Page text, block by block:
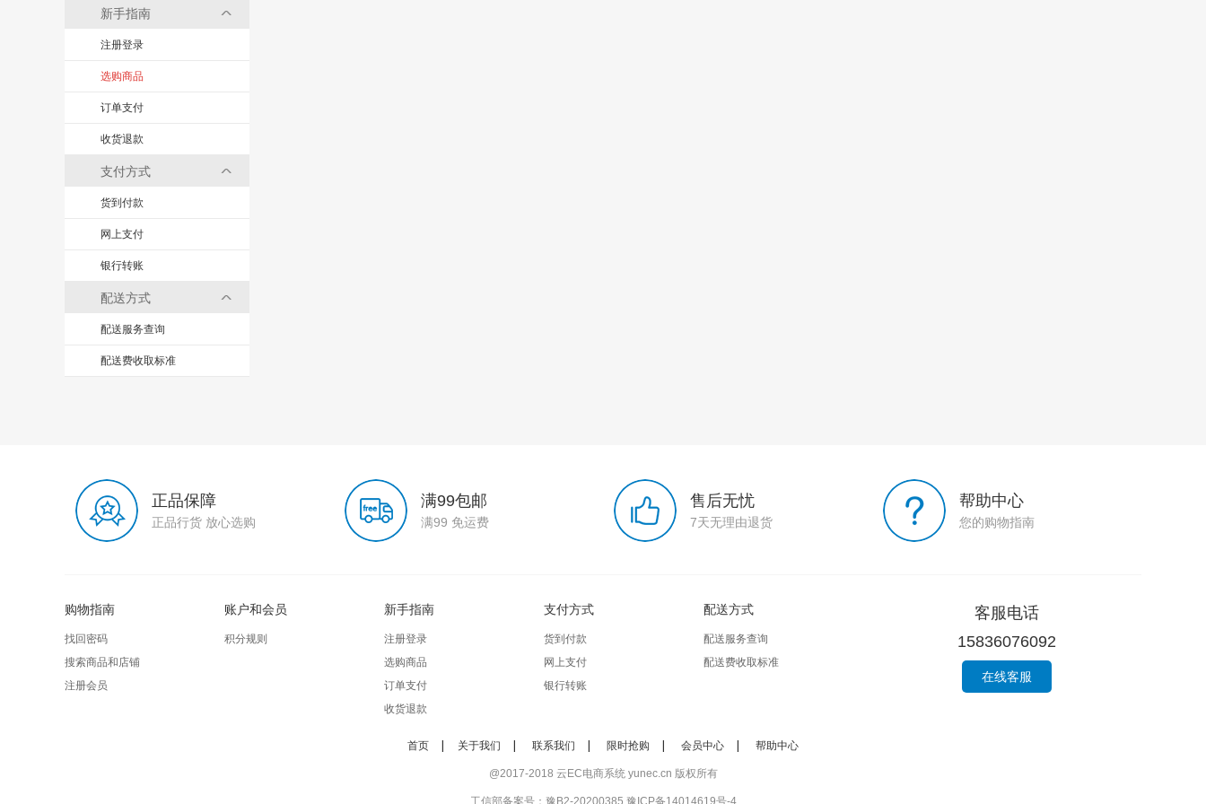
新手指南
注册登录
选购商品
订单支付
收货退款
支付方式
货到付款
网上支付
银行转账
配送方式
配送服务查询
配送费收取标准
正品保障
正品行货 放心选购
满99包邮
满99 免运费
售后无忧
7天无理由退货
帮助中心
您的购物指南
购物指南
找回密码
搜索商品和店铺
注册会员
账户和会员
积分规则
新手指南
注册登录
选购商品
订单支付
收货退款
支付方式
货到付款
网上支付
银行转账
配送方式
配送服务查询
配送费收取标准
客服电话
15836076092
在线客服
首页 关于我们 联系我们 限时抢购 会员中心 帮助中心
@2017-2018 云EC电商系统 yunec.cn 版权所有
工信部备案号：豫B2-20200385 豫ICP备14014619号-4